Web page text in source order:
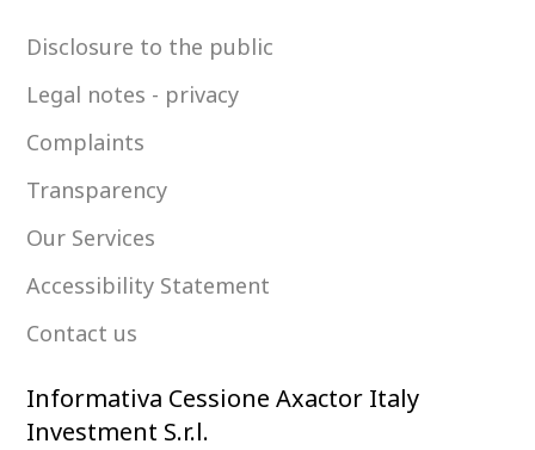
Disclosure to the public
Legal notes - privacy
Complaints
Transparency
Our Services
Accessibility Statement
Contact us
Informativa Cessione Axactor Italy
Investment S.r.l.